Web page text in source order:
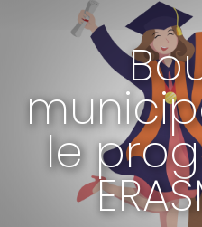
Centres de loisirs
Education
le